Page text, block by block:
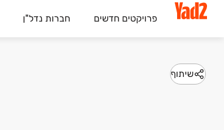
פרויקטים חדשים חברות נדל"ן
שיתוף